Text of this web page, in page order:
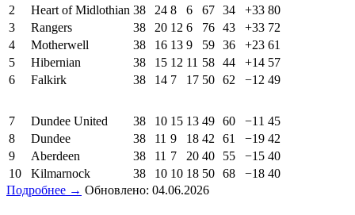
2
Heart of Midlothian 38 24 8 6 67 34 +33 80
3
Rangers 38 20 12 6 76 43 +33 72
4
Motherwell 38 16 13 9 59 36 +23 61
5
Hibernian 38 15 12 11 58 44 +14 57
6
Falkirk 38 14 7 17 50 62 −12 49
7 Dundee United 38 10 15 13 49 60 −11 45
8
Dundee 38 11 9 18 42 61 −19 42
9
Aberdeen 38 11 7 20 40 55 −15 40
10
Kilmarnock 38 10 10 18 50 68 −18 40
Подробнее → Обновлено: 04.06.2026